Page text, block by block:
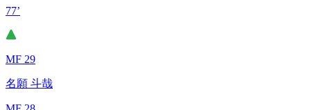
77’
MF 29
名願 斗哉